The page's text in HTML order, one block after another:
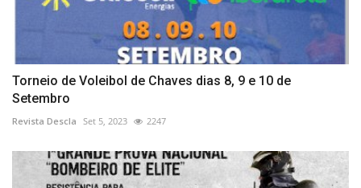
Torneio de Voleibol de Chaves dias 8, 9 e 10 de
Setembro
Revista Descla Set 5, 2023 2247